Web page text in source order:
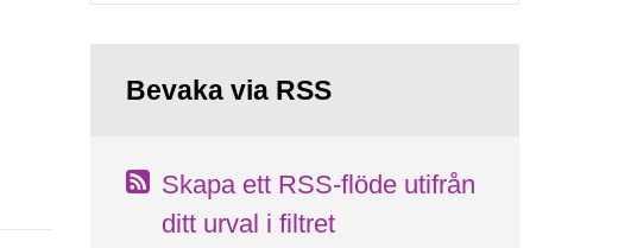
Bevaka via RSS
Skapa ett RSS-flöde utifrån
ditt urval i filtret